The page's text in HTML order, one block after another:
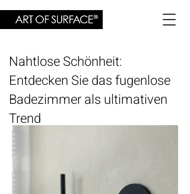
Nahtlose Schönheit:
Entdecken Sie das fugenlose
Badezimmer als ultimativen
Trend